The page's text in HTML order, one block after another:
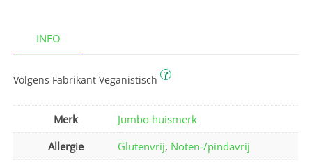
INFO
Volgens Fabrikant Veganistisch ?
Merk
Jumbo huismerk
Allergie
Glutenvrij, Noten-/pindavrij